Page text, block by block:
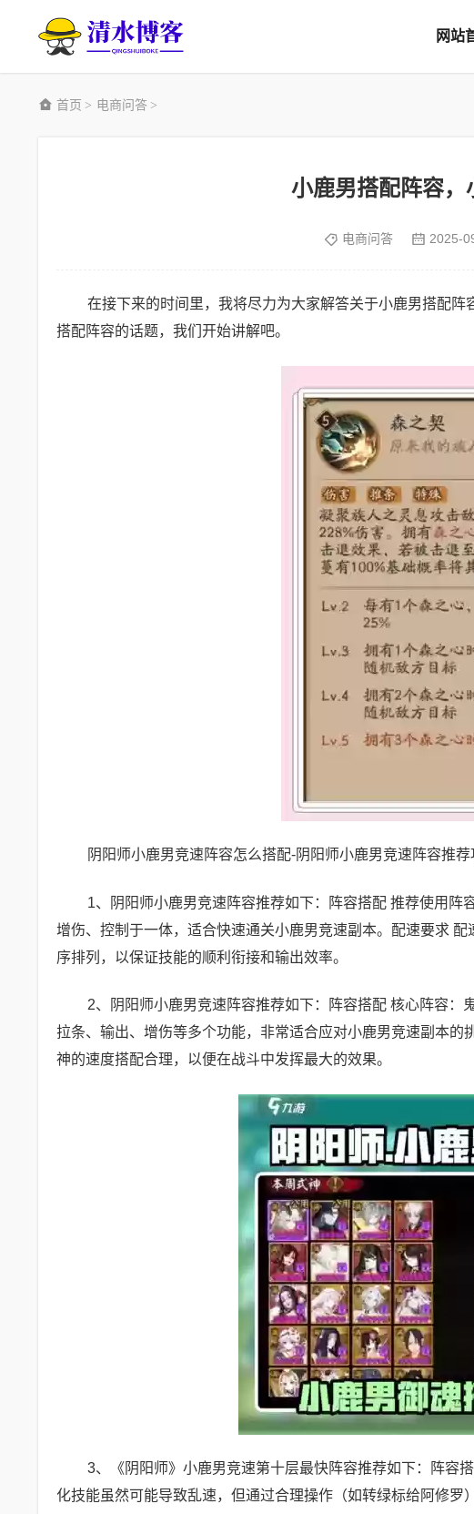
网站
首页 > 电商问答 >
小鹿男搭配阵容
电商问答 2025-
在接下来的时间里，我将尽力为大家解答关于小鹿男搭配
搭配阵容的话题，我们开始讲解吧。
阴阳师小鹿男竞速阵容怎么搭配-阴阳师小鹿男竞速阵容推
1、阴阳师小鹿男竞速阵容推荐如下：阵容搭配 推荐使用阵
增伤、控制于一体，适合快速通关小鹿男竞速副本。配速要求
序排列，以保证技能的顺利衔接和输出效率。
2、阴阳师小鹿男竞速阵容推荐如下：阵容搭配 核心阵容：
拉条、输出、增伤等多个功能，非常适合应对小鹿男竞速副本
神的速度搭配合理，以便在战斗中发挥最大的效果。
3、《阴阳师》小鹿男竞速第十层最快阵容推荐如下：阵容
化技能虽然可能导致乱速，但通过合理操作（如转绿标给阿修